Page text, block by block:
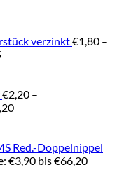
verzinkt€1,80 –
€2,20 –
Red.-Doppelnippel
€3,90 bis €66,20